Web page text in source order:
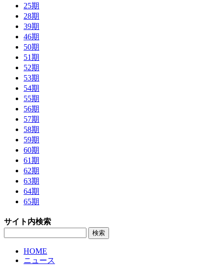
25期
28期
39期
46期
50期
51期
52期
53期
54期
55期
56期
57期
58期
59期
60期
61期
62期
63期
64期
65期
サイト内検索
HOME
ニュース